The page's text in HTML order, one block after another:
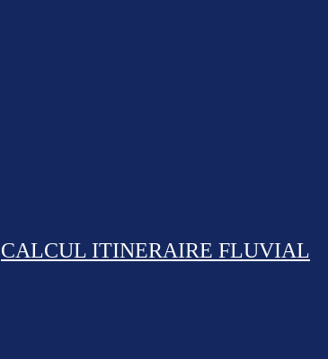
CALCUL ITINERAIRE FLUVIAL